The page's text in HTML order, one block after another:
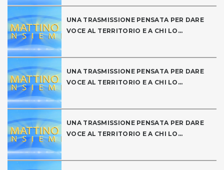
UNA TRASMISSIONE PENSATA PER DARE
VOCE AL TERRITORIO E A CHI LO...
UNA TRASMISSIONE PENSATA PER DARE
VOCE AL TERRITORIO E A CHI LO...
UNA TRASMISSIONE PENSATA PER DARE
VOCE AL TERRITORIO E A CHI LO...